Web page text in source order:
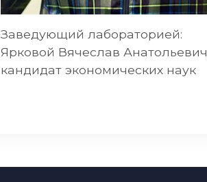
Заведующий лабораторией:
Ярковой Вячеслав Анатольевич
кандидат экономических наук